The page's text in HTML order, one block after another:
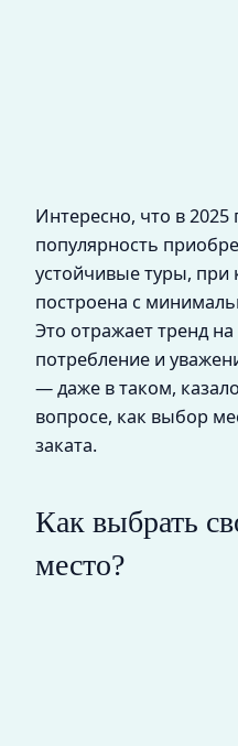
Интересно, что в 2025
популярность
устойчивые туры, при
построена с
Это отражает тренд
потребление и
— даже в таком,
вопросе, как выбор
заката.
Как выбрать
место?